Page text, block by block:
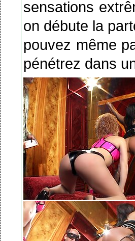
sensations
on débute la
pouvez même
pénétrez dans